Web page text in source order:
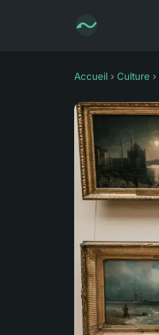
Accueil › Culture ›